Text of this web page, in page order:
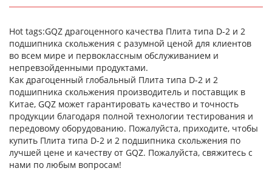
Hot tags:GQZ драгоценного качества Плита типа D-2 и 2
подшипника скольжения с разумной ценой для клиентов
во всем мире и первоклассным обслуживанием и
непревзойденными продуктами.
Как драгоценный глобальный Плита типа D-2 и 2
подшипника скольжения производитель и поставщик в
Китае, GQZ может гарантировать качество и точность
продукции благодаря полной технологии тестирования и
передовому оборудованию. Пожалуйста, приходите, чтобы
купить Плита типа D-2 и 2 подшипника скольжения по
лучшей цене и качеству от GQZ. Пожалуйста, свяжитесь с
нами по любым вопросам!